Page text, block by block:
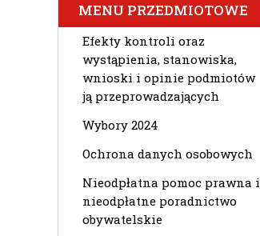
MENU PRZEDMIOTOWE
Efekty kontroli oraz
wystąpienia, stanowiska,
wnioski i opinie podmiotów
ją przeprowadzających
Wybory 2024
Ochrona danych osobowych
Nieodpłatna pomoc prawna i
nieodpłatne poradnictwo
obywatelskie